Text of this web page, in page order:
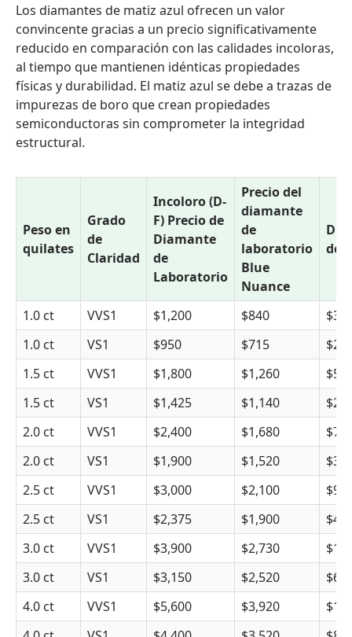
Los diamantes de matiz azul ofrecen un valor
convincente gracias a un precio significativamente
reducido en comparación con las calidades incoloras,
al tiempo que mantienen idénticas propiedades
físicas y durabilidad. El matiz azul se debe a trazas de
impurezas de boro que crean propiedades
semiconductoras sin comprometer la integridad
estructural.
Peso en
quilates
Grado
de
Claridad
Incoloro (D-
F) Precio de
Diamante
de
Laboratorio
Precio del
diamante
de
laboratorio
Blue
Nuance
de
1.0 ct VVS1 $1,200 $840
1.0 ct
VS1 $950 $715
1.5 ct
VVS1 $1,800 $1,260
1.5 ct
VS1 $1,425 $1,140
2.0 ct
VVS1 $2,400 $1,680
2.0 ct
VS1 $1,900 $1,520
2.5 ct
VVS1 $3,000 $2,100
2.5 ct
VS1 $2,375 $1,900
3.0 ct
VVS1 $3,900 $2,730
3.0 ct
VS1 $3,150 $2,520
4.0 ct
VVS1 $5,600 $3,920